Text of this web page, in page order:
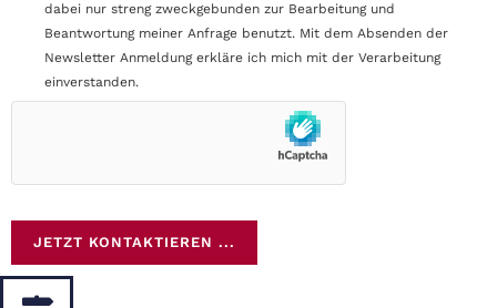
dabei nur streng zweckgebunden zur Bearbeitung und
Beantwortung meiner Anfrage benutzt. Mit dem Absenden der
Newsletter Anmeldung erkläre ich mich mit der Verarbeitung
einverstanden.